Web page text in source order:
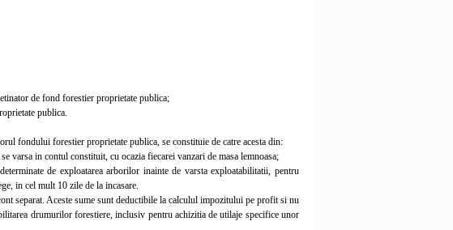
de fond forestier proprietate publica;
publica.
fondului forestier proprietate publica, se constituie de catre acesta din:
varsa in contul constituit, cu ocazia fiecarei vanzari de masa lemnoasa;
de exploatarea arborilor inainte de varsta exploatabilitatii, pentru
in cel mult 10 zile de la incasare.
separat. Aceste sume sunt deductibile la calculul impozitului pe profit si nu
drumurilor forestiere, inclusiv pentru achizitia de utilaje specifice unor